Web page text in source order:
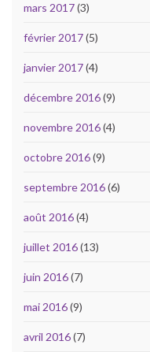
mars 2017(3)
février 2017(5)
janvier 2017(4)
décembre 2016(9)
novembre 2016(4)
octobre 2016(9)
septembre 2016(6)
août 2016(4)
juillet 2016(13)
juin 2016(7)
mai 2016(9)
avril 2016(7)